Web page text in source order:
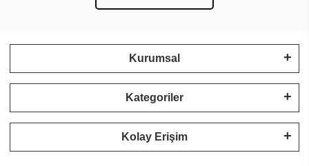
Kurumsal
Kategoriler
Kolay Erişim